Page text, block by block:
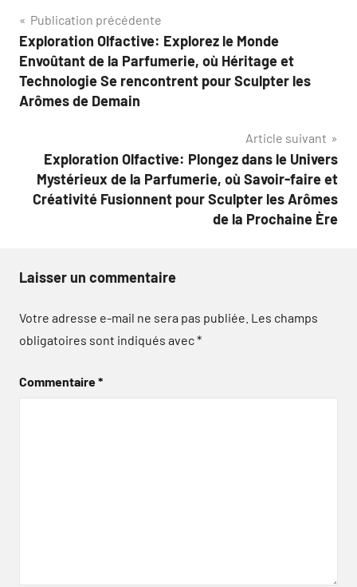
Navigation
de
l’article
Publication précédente
Exploration Olfactive: Explorez le Monde
Envoûtant de la Parfumerie, où Héritage et
Technologie Se rencontrent pour Sculpter les
Arômes de Demain
Article suivant
Exploration Olfactive: Plongez dans le Univers
Mystérieux de la Parfumerie, où Savoir-faire et
Créativité Fusionnent pour Sculpter les Arômes
de la Prochaine Ère
Laisser un commentaire
Votre adresse e-mail ne sera pas publiée. Les champs
obligatoires sont indiqués avec*
Commentaire*